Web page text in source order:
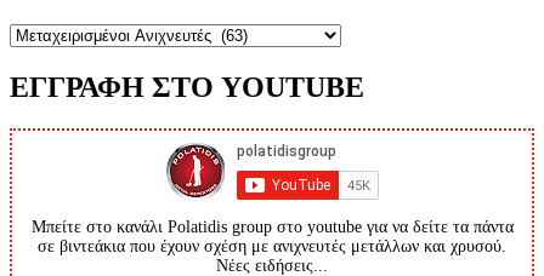
ΕΓΓΡΑΦΗ ΣΤΟ YOUTUBE
Μπείτε στο κανάλι Polatidis group στο youtube για να δείτε τα πάντα
σε βιντεάκια που έχουν σχέση με ανιχνευτές μετάλλων και χρυσού.
Νέες ειδήσεις...